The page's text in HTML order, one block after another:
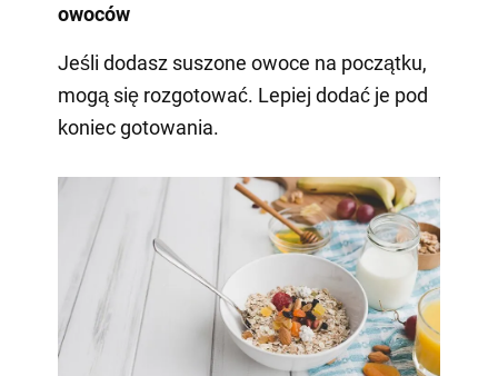
owoców
Jeśli dodasz suszone owoce na początku,
mogą się rozgotować. Lepiej dodać je pod
koniec gotowania.